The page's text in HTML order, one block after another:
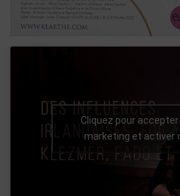
Cliquez pour
marketing et activer